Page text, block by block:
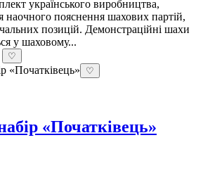
українського виробництва,
наочного пояснення шахових партій,
позицій. Демонстраційні шахи
у шаховому...
♡
♡
«Початківець»